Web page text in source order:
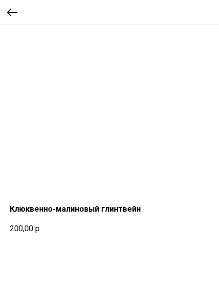
Клюквенно-малиновый глинтвейн
200,00 р.